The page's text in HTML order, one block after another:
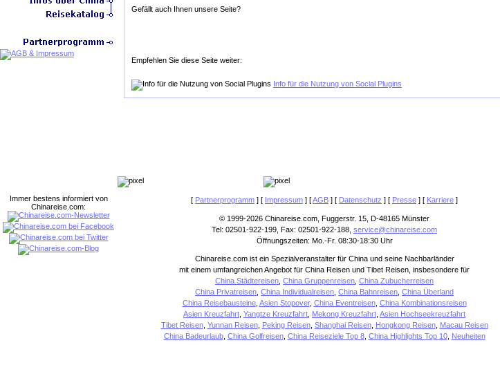
Gefällt auch Ihnen unsere Seite?
Empfehlen Sie diese Seite weiter:
Info für die Nutzung von Social Plugins
[ Partnerprogramm ] [ Impressum ] [AGB ] [ Datenschutz ] [ Presse ] [ Karriere ]
© 1999-2026 Chinareise.com, Fuggerstr. 15, D-48165 Münster
Tel: 02501-922-199, Fax: 02501-922-188, service@chinareise.com
Öffnungszeiten: Mo.-Fr. 08:30-18:30 Uhr
Chinareise.com ist ein Spezialveranstalter für China und seine Nachbarländer
mit einem umfangreichen Angebot für China Reisen und Tibet Reisen, insbesondere für
China Städtereisen China Gruppenreisen China Zubucherreisen
China Privatreisen China Individualreisen China Bahnreisen China Überland
China Reisebausteine, Asien Stopover, China Eventreisen, China Kombinationsreisen
Asien Kreuzfahrt Yangtze Kreuzfahrt Mekong Kreuzfahrt Asien Hochseekreuzfahrt
Tibet Reisen, Yunnan Reisen, Peking Reisen, Shanghai Reisen, Hongkong Reisen, Macau Reisen
China Badeurlaub, China Golfreisen, China Reiseziele Top 8, China Highlights Top 10, Neuheiten
Immer bestens informiert von
Chinareise.com: